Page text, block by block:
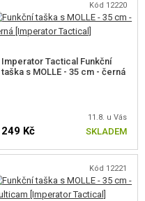
Kód 12220
Imperator Tactical Funkční
taška s MOLLE - 35 cm - černá
11.8. u Vás
249 Kč SKLADEM
Kód 12221